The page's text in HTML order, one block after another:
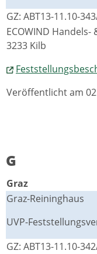
GZ: ABT13-11.10-
ECOWIND
3233 Kilb
Veröffentlicht am
G
Graz
Graz-Reininghaus
UVP-
GZ: ABT13-11.10-